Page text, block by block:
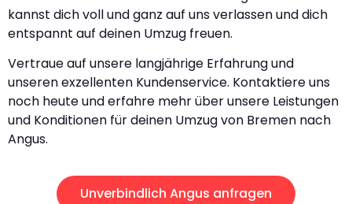
kannst dich voll und ganz auf uns verlassen und dich
entspannt auf deinen Umzug freuen.
Vertraue auf unsere langjährige Erfahrung und
unseren exzellenten Kundenservice. Kontaktiere uns
noch heute und erfahre mehr über unsere Leistungen
und Konditionen für deinen Umzug von Bremen nach
Angus.
Unverbindlich Angus anfragen